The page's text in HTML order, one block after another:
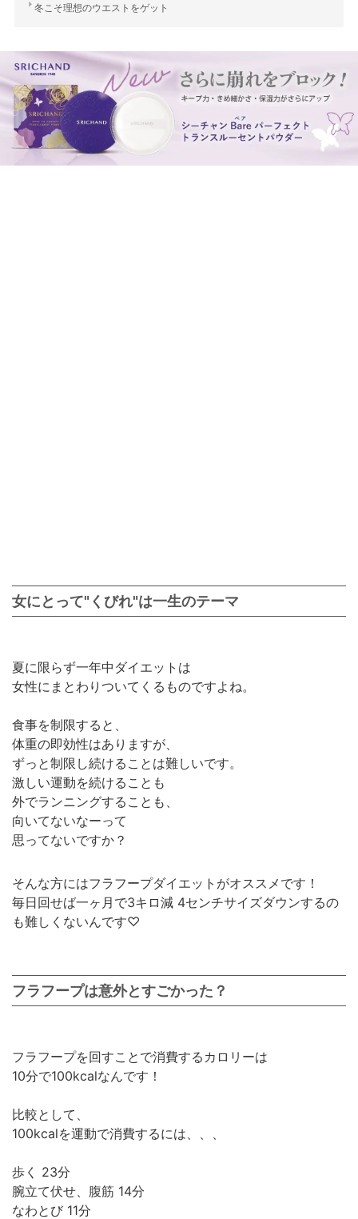
冬こそ理想のウエストをゲット
女にとって"くびれ"は一生のテーマ
夏に限らず一年中ダイエットは
女性にまとわりついてくるものですよね。
食事を制限すると、
体重の即効性はありますが、
ずっと制限し続けることは難しいです。
激しい運動を続けることも
外でランニングすることも、
向いてないなーって
思ってないですか？
そんな方にはフラフープダイエットがオススメです！
毎日回せば一ヶ月で3キロ減 4センチサイズダウンするの
も難しくないんです♡
フラフープは意外とすごかった？
フラフープを回すことで消費するカロリーは
10分で100kcalなんです！
比較として、
100kcalを運動で消費するには、、、
歩く 23分
腕立て伏せ、腹筋 14分
なわとび 11分